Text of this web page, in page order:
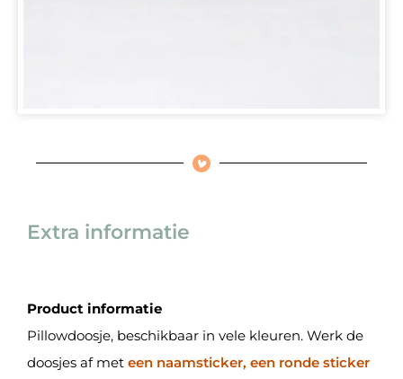
Extra informatie
Product informatie
Pillowdoosje, beschikbaar in vele kleuren. Werk de
doosjes af met een naamsticker, een ronde sticker